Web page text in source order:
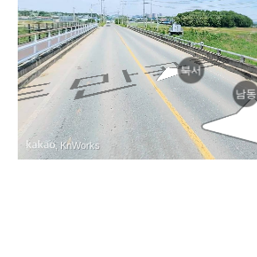
북서
남동
, KnWorks